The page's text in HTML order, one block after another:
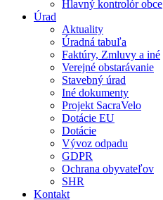
Hlavný kontrolór obce
Úrad
Aktuality
Úradná tabuľa
Faktúry, Zmluvy a iné
Verejné obstarávanie
Stavebný úrad
Iné dokumenty
Projekt SacraVelo
Dotácie EU
Dotácie
Vývoz odpadu
GDPR
Ochrana obyvateľov
SHR
Kontakt